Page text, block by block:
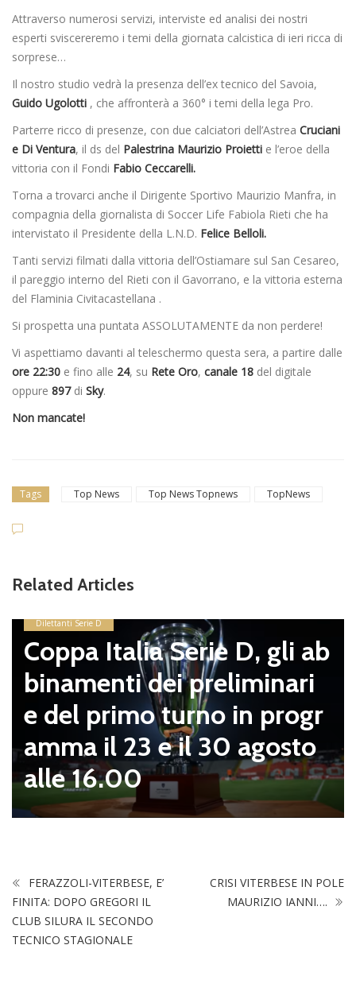
Attraverso numerosi servizi, interviste ed analisi dei nostri
esperti sviscereremo i temi della giornata calcistica di ieri ricca di
sorprese…
Il nostro studio vedrà la presenza dell’ex tecnico del Savoia,
Guido Ugolotti , che affronterà a 360° i temi della lega Pro.
Parterre ricco di presenze, con due calciatori dell’Astrea Cruciani
e Di Ventura, il ds del Palestrina Maurizio Proietti e l’eroe della
vittoria con il Fondi Fabio Ceccarelli.
Torna a trovarci anche il Dirigente Sportivo Maurizio Manfra, in
compagnia della giornalista di Soccer Life Fabiola Rieti che ha
intervistato il Presidente della L.N.D. Felice Belloli.
Tanti servizi filmati dalla vittoria dell’Ostiamare sul San Cesareo,
il pareggio interno del Rieti con il Gavorrano, e la vittoria esterna
del Flaminia Civitacastellana .
Si prospetta una puntata ASSOLUTAMENTE da non perdere!
Vi aspettiamo davanti al teleschermo questa sera, a partire dalle
ore 22:30 e fino alle 24, su Rete Oro, canale 18 del digitale
oppure 897di Sky.
Non mancate!
Tags Top News Top News Topnews TopNews
Related Articles
Dilettanti Serie D
Coppa Italia Serie D, gli ab
binamenti dei preliminari
e del primo turno in progr
amma il 23 e il 30 agosto
alle 16.00
FERAZZOLI-VITERBESE, E’
FINITA: DOPO GREGORI IL
CLUB SILURA IL SECONDO
TECNICO STAGIONALE
CRISI VITERBESE IN POLE
MAURIZIO IANNI….